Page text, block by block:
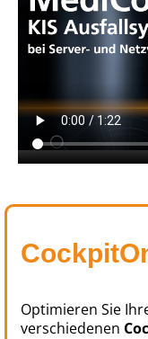
Optimieren Sie
verschiedenen